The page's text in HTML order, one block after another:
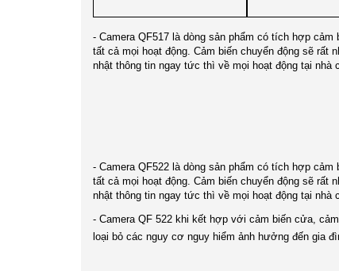
- Camera QF517 là dòng sản phẩm có tích hợp
tất cả mọi hoạt động. Cảm biến chuyển động sẽ rất
nhật thông tin ngay tức thì về mọi hoạt động tại nhà
- Camera QF522 là dòng sản phẩm có tích hợp
tất cả mọi hoạt động. Cảm biến chuyển động sẽ rất
nhật thông tin ngay tức thì về mọi hoạt động tại nhà
- Camera QF 522 khi kết hợp với cảm biến cửa,
loại bỏ các nguy cơ nguy hiểm ảnh hưởng đến gia